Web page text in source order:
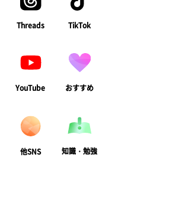
Threads TikTok
YouTube おすすめ
他SNS 知識・勉強